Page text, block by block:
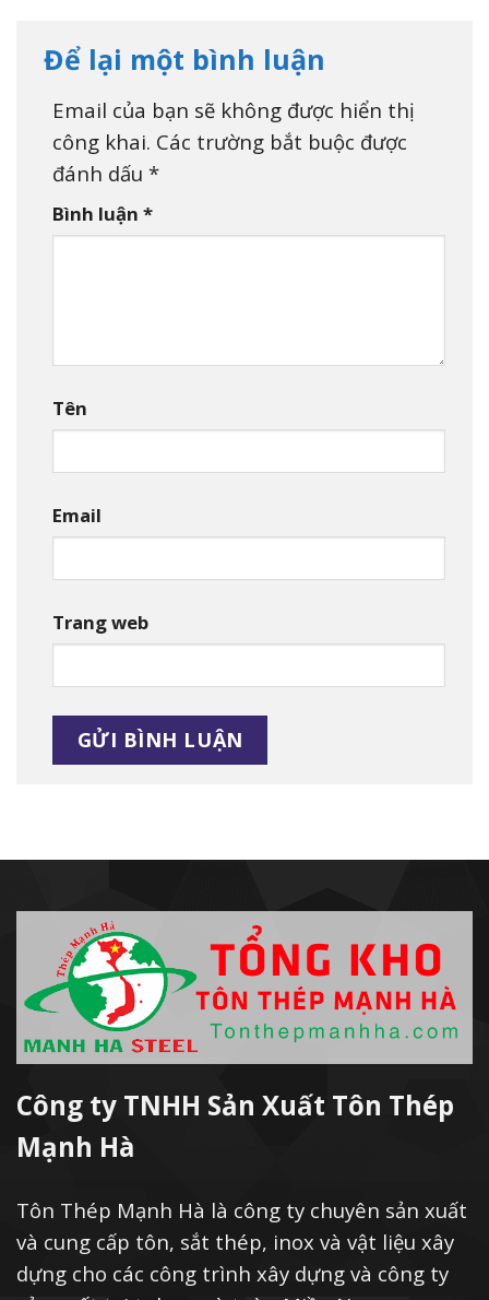
Để lại một bình luận
Email của bạn sẽ không được hiển thị
công khai. Các trường bắt buộc được
đánh dấu *
Bình luận *
Tên
Email
Trang web
Công ty TNHH Sản Xuất Tôn Thép
Mạnh Hà
Tôn Thép Mạnh Hà là công ty chuyên sản xuất
và cung cấp tôn, sắt thép, inox và vật liệu xây
dựng cho các công trình xây dựng và công ty